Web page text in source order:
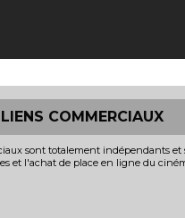
LIENS COMMERCIAUX
sont totalement indépendants et
et l'achat de place en ligne du